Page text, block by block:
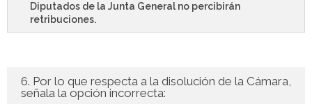
Diputados de la Junta General no percibirán
retribuciones.
6. Por lo que respecta a la disolución de la Cámara,
señala la opción incorrecta: